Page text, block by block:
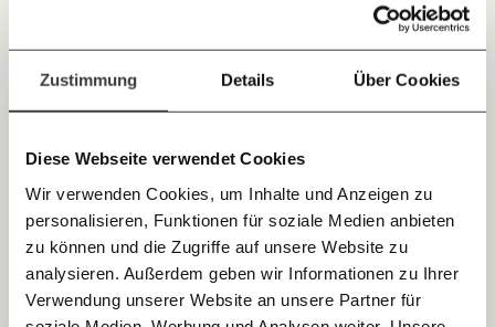
Zustimmung Details Über Cookies
Diese Webseite verwendet Cookies
Wir verwenden Cookies, um Inhalte und Anzeigen zu
personalisieren, Funktionen für soziale Medien anbieten
zu können und die Zugriffe auf unsere Website zu
analysieren. Außerdem geben wir Informationen zu Ihrer
Verwendung unserer Website an unsere Partner für
Immer auf dem Laufenden
Jetzt
einfach
teilen.
E-Mail
Whatsapp
Antrag für eine Leerstandsabgabe eingebracht, den
„Ein Grund für den zunehmenden Leerstand sind die
daran, ihre Wohnungen zu vermieten. Sie sehen sie
als Wertanlage, die möglichst nicht durch
Abnutzung geschmälert werden soll.“
Eine Abgabe auf ungenutzte Wohnungen kann die
Stadt aber trotzdem nicht einheben. Denn dazu
braucht es ein Bundesgesetz. Immerhin hat